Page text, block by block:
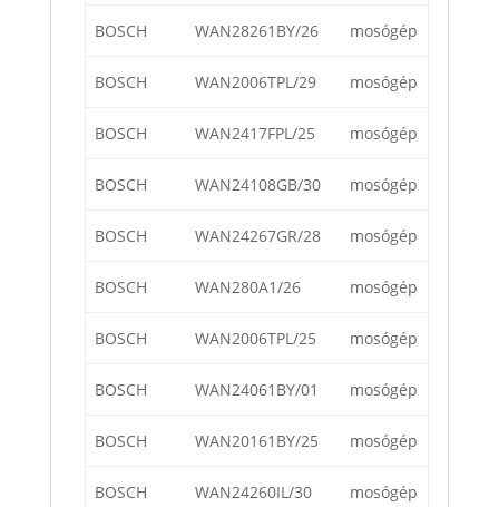
BOSCH WAN28261BY/26 mosógép
BOSCH WAN2006TPL/29 mosógép
BOSCH WAN2417FPL/25 mosógép
BOSCH WAN24108GB/30 mosógép
BOSCH WAN24267GR/28 mosógép
BOSCH WAN280A1/26 mosógép
BOSCH WAN2006TPL/25 mosógép
BOSCH WAN24061BY/01 mosógép
BOSCH WAN20161BY/25 mosógép
BOSCH WAN24260IL/30 mosógép